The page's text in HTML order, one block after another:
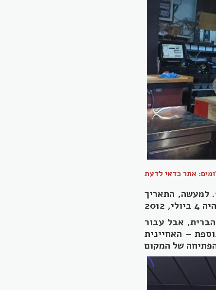
אתר כדאי לדעת
את מסעדת בנוז ברחוב חלוצי התעשייה 100. למעשה, התאריך
אבל עבור
– האחיינית